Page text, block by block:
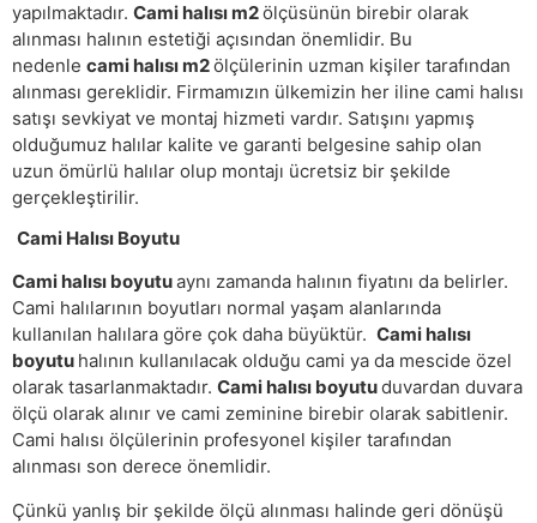
yapılmaktadır. Cami halısı m2ölçüsünün birebir olarak
alınması halının estetiği açısından önemlidir. Bu
nedenle cami halısı m2ölçülerinin uzman kişiler tarafından
alınması gereklidir. Firmamızın ülkemizin her iline cami halısı
satışı sevkiyat ve montaj hizmeti vardır. Satışını yapmış
olduğumuz halılar kalite ve garanti belgesine sahip olan
uzun ömürlü halılar olup montajı ücretsiz bir şekilde
gerçekleştirilir.
Cami Halısı Boyutu
Cami halısı boyutuaynı zamanda halının fiyatını da belirler.
Cami halılarının boyutları normal yaşam alanlarında
kullanılan halılara göre çok daha büyüktür. Cami halısı
boyutu halının kullanılacak olduğu cami ya da mescide özel
olarak tasarlanmaktadır. Cami halısı boyutuduvardan duvara
ölçü olarak alınır ve cami zeminine birebir olarak sabitlenir.
Cami halısı ölçülerinin profesyonel kişiler tarafından
alınması son derece önemlidir.
Çünkü yanlış bir şekilde ölçü alınması halinde geri dönüşü